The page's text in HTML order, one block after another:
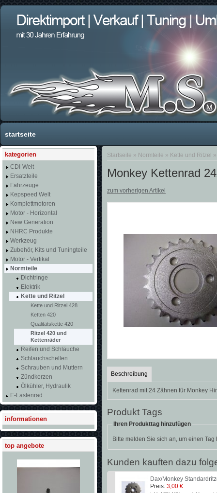
startseite
Startseite » Normteile » Kette und Ritzel
Monkey Kettenrad
zum vorherigen Artikel
Beschreibung
Kettenrad mit 24 Zähnen für Monkey
Produkt Tags
Ihren Produkttag hinzufügen
Bitte melden Sie sich an, um einen
Kunden kauften dazu
Dax/Monkey
Preis: 3,00 €
kategorien
CDI-Welt
Ersatzteile
Fahrzeuge
Kepspeed Welt
Komplettmotoren
Motor - Horizontal
New Generation
NHRC Produkte
Werkzeug
Zubehör, Kits und Tuningteile
Motor - Vertikal
Normteile
Dichtringe
Elektrik
Kette und Ritzel
Kette und Ritzel 428
Ketten 420
Qualitätskette 420
Ritzel 420 und
Kettenräder
Reifen und Schläuche
Schlauchschellen
Schrauben und Muttern
Zündkerzen
Ölkühler, Hydraulik
E-Lastenrad
informationen
top angebote